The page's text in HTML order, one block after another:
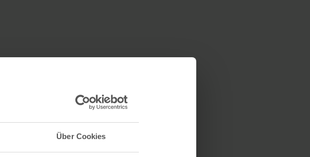
Über Cookies